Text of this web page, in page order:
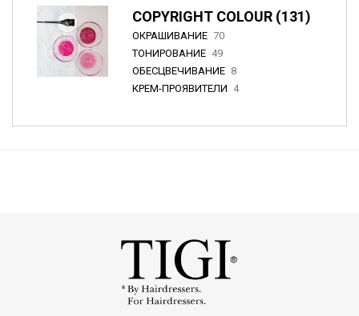
COPYRIGHT COLOUR (131)
ОКРАШИВАНИЕ 70
ТОНИРОВАНИЕ 49
ОБЕСЦВЕЧИВАНИЕ 8
КРЕМ-ПРОЯВИТЕЛИ 4